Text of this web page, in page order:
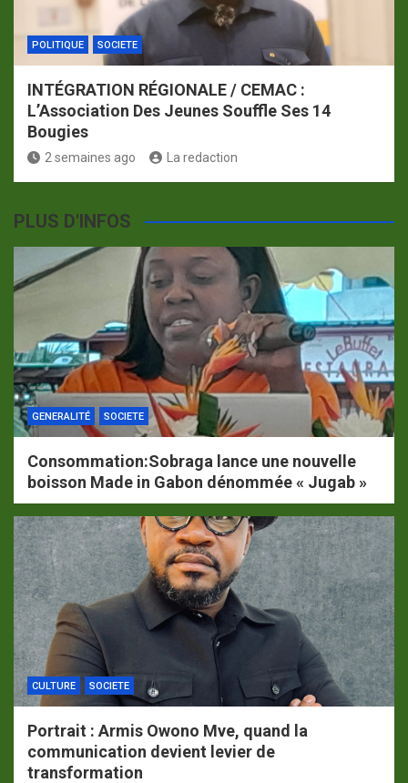
POLITIQUE SOCIETE
INTÉGRATION RÉGIONALE / CEMAC :
L’Association Des Jeunes Souffle Ses 14
Bougies
2 semaines ago La redaction
PLUS D'INFOS
GENERALITÉ SOCIETE
Consommation:Sobraga lance une nouvelle
boisson Made in Gabon dénommée « Jugab »
CULTURE SOCIETE
Portrait : Armis Owono Mve, quand la
communication devient levier de
transformation